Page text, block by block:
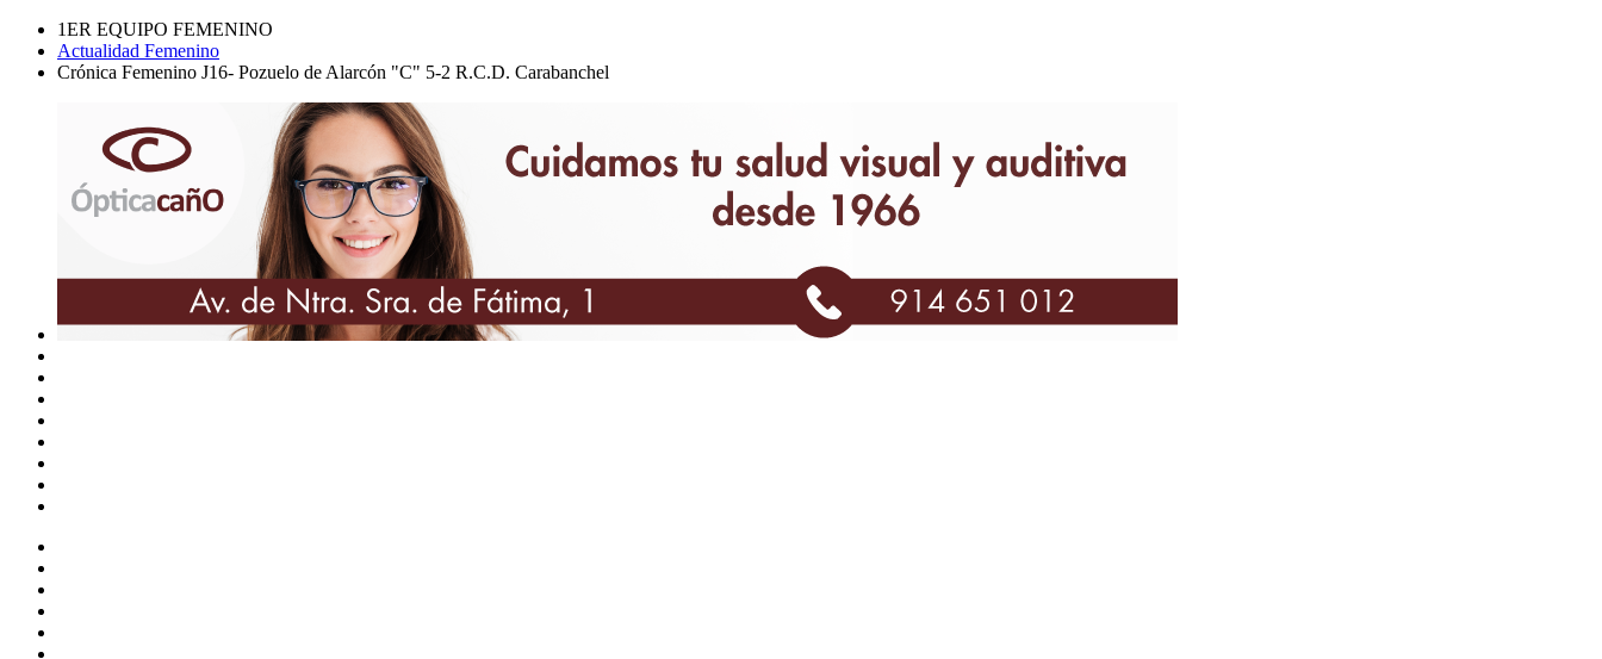
1ER EQUIPO FEMENINO
Actualidad Femenino
Crónica Femenino J16- Pozuelo de Alarcón "C" 5-2 R.C.D. Carabanchel